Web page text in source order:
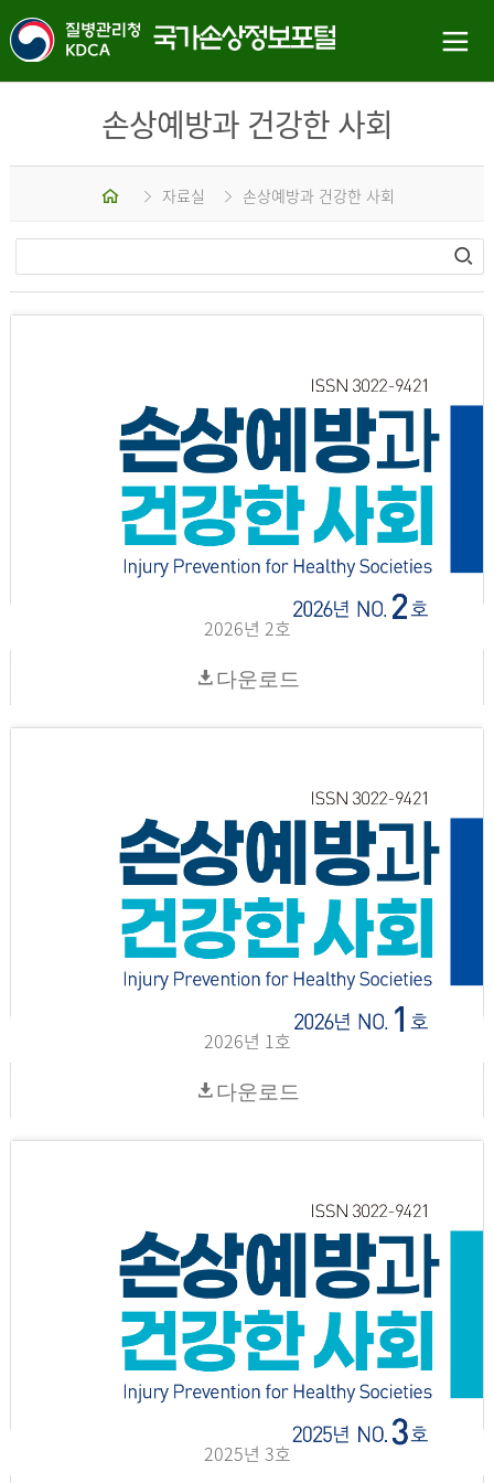
손상예방과 건강한 사회
홈 자료실 손상예방과 건강한 사회
2026년 2호
다운로드
2026년 1호
다운로드
2025년 3호